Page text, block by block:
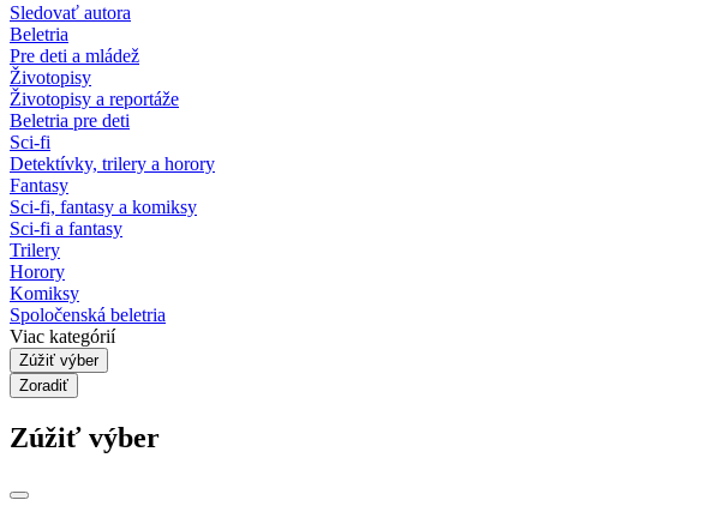
Sledovať autora
Beletria
Pre deti a mládež
Životopisy
Životopisy a reportáže
Beletria pre deti
Sci-fi
Detektívky, trilery a horory
Fantasy
Sci-fi, fantasy a komiksy
Sci-fi a fantasy
Trilery
Horory
Komiksy
Spoločenská beletria
Viac kategórií
Zúžiť výber
Zoradiť
Zúžiť výber